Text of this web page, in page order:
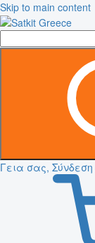
Skip to main content
Γεια σας, Σύνδεση